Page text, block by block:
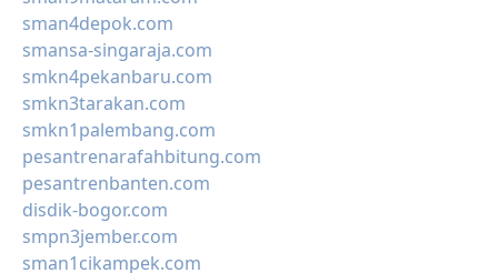
sman4depok.com
smansa-singaraja.com
smkn4pekanbaru.com
smkn3tarakan.com
smkn1palembang.com
pesantrenarafahbitung.com
pesantrenbanten.com
disdik-bogor.com
smpn3jember.com
sman1cikampek.com